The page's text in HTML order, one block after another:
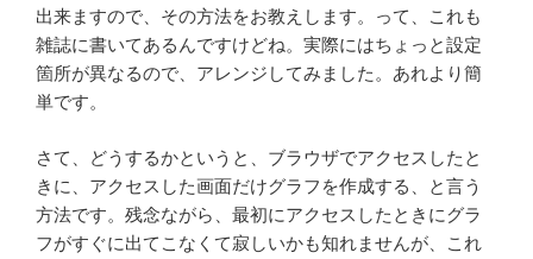
出来ますので、その方法をお教えします。って、これも
雑誌に書いてあるんですけどね。実際にはちょっと設定
箇所が異なるので、アレンジしてみました。あれより簡
単です。
さて、どうするかというと、ブラウザでアクセスしたと
きに、アクセスした画面だけグラフを作成する、と言う
方法です。残念ながら、最初にアクセスしたときにグラ
フがすぐに出てこなくて寂しいかも知れませんが、これ